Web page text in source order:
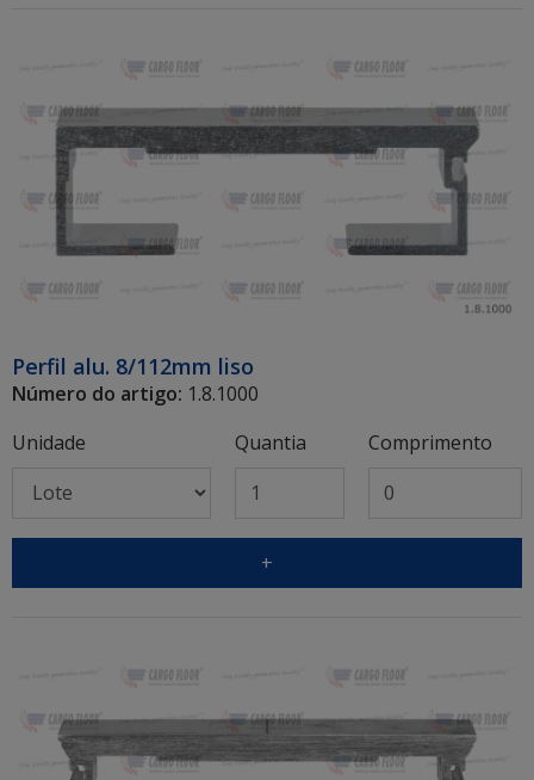
Perfil alu. 8/112mm liso
Número do artigo: 1.8.1000
Unidade
Quantia Comprimento
+